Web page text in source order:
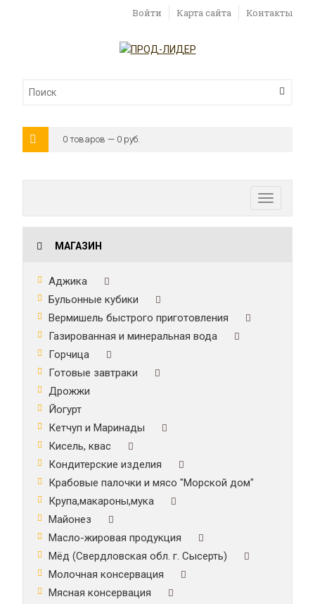
Войти Карта сайта Контакты
0 товаров — 0 руб.
Toggle
navigation
МАГАЗИН
Аджика
Бульонные кубики
Вермишель быстрого приготовления
Газированная и минеральная вода
Горчица
Готовые завтраки
Дрожжи
Йогурт
Кетчуп и Маринады
Кисель, квас
Кондитерские изделия
Крабовые палочки и мясо "Морской дом"
Крупа,макароны,мука
Майонез
Масло-жировая продукция
Мёд (Свердловская обл. г. Сысерть)
Молочная консервация
Мясная консервация